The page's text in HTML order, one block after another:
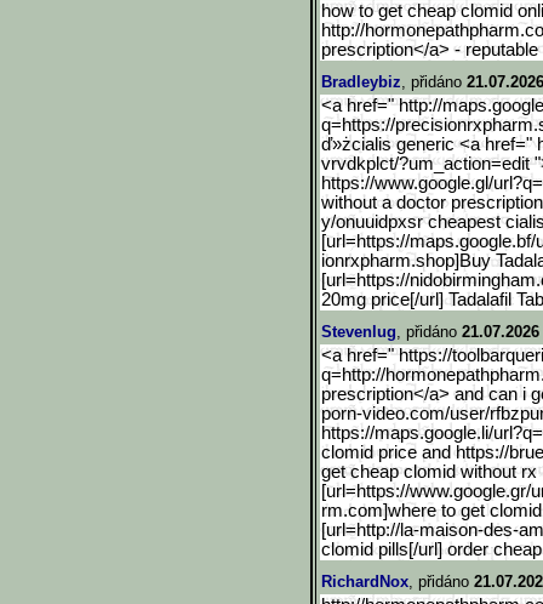
how to get cheap clomid
http://
prescription</a> -
Bradleybiz, přidáno
<a href=" http://
q=https://
ď»żcialis generic <a href="
vrvdkplct/?um_action=edit
https://www.google.gl/url
without a doctor
y/onuuidpxsr cheapest
[url=https://maps.google.bf/
ionrxpharm.shop]Buy
[url=https://
20mg price[/url] Tadalafil
Stevenlug, přidáno
<a href=" https://
q=http://hormonepat
prescription</a> and can i
porn-video.com/user/
https://maps.google.li/ur
clomid price and https://
get cheap clomid without rx
[url=https://www.google.gr/
rm.com]where to get
[url=http://la-maison-des-
clomid pills[/url] order
RichardNox, přidáno